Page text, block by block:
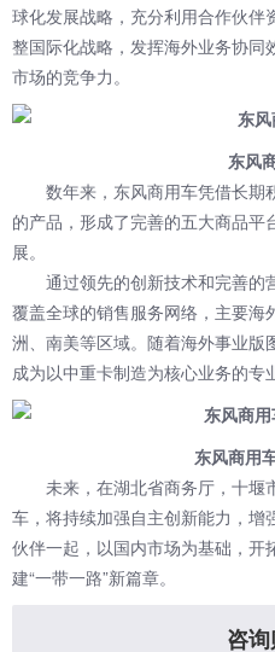
球化发展战略，充分利用合作伙伴
整国际化战略，发挥海外业务协
市场的竞争力。
东风
数年来，东风商用车凭借长期
的产品，形成了完善的五大商品
展。
通过领先的创新技术和完善的
覆盖全球的销售服务网络，主要海
洲、南美等区域。随着海外事业版
成为以中重卡制造为核心业务的专
东风商用
未来，在湖北省商务厅，十堰
车，将持续加强自主创新能力，
伙伴一起，以国内市场为基础，
建“一带一路”新篇章。
咨